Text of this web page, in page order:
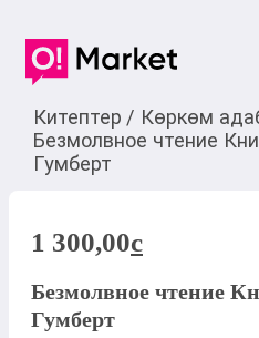
Китептер / Көркөм
Безмолвное чтение
Гумберт
1 300,00c
Безмолвное чтение
Гумберт